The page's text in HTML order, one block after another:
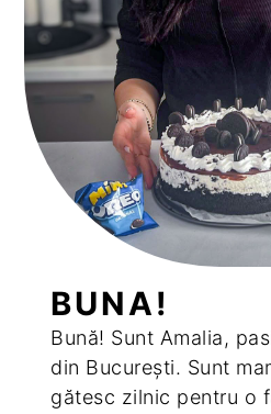
BUNA!
Bună! Sunt Amalia,
din București. Sunt
gătesc zilnic pentru o